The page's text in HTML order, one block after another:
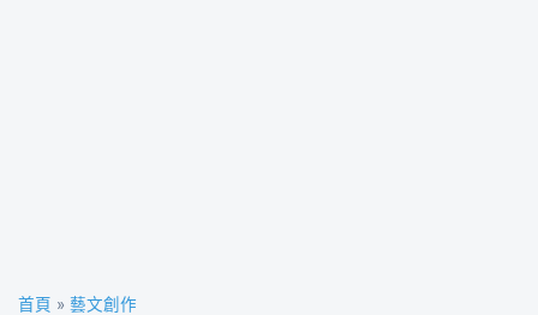
首頁 » 藝文創作